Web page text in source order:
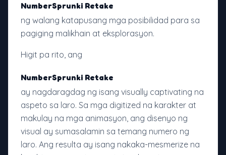
NumberSprunki Retake
ng walang katapusang mga posibilidad para sa
pagiging malikhain at eksplorasyon.
Higit pa rito, ang
NumberSprunki Retake
ay nagdaragdag ng isang visually captivating na
aspeto sa laro. Sa mga digitized na karakter at
makulay na mga animasyon, ang disenyo ng
visual ay sumasalamin sa temang numero ng
laro. Ang resulta ay isang nakaka-mesmerize na